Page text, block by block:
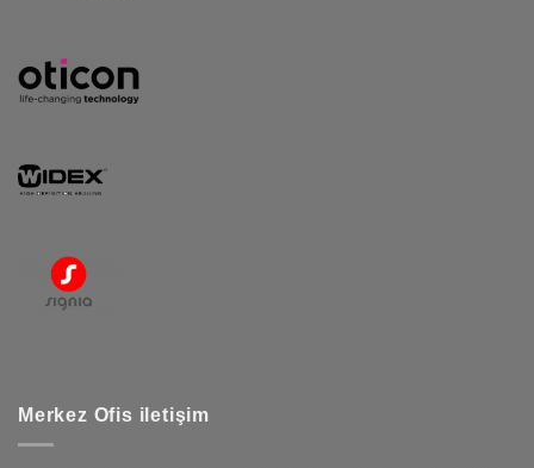
Merkez Ofis iletişim